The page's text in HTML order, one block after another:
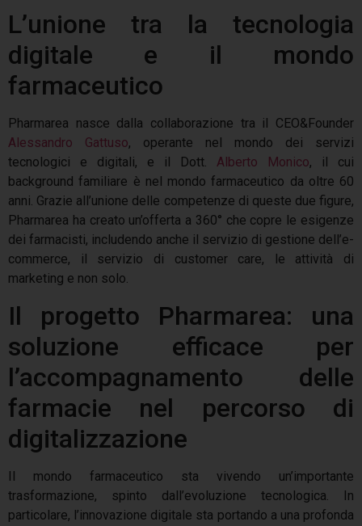
L’unione tra la tecnologia
digitale e il mondo
farmaceutico
Pharmarea nasce dalla collaborazione tra il CEO&Founder
Alessandro Gattuso, operante nel mondo dei servizi
tecnologici e digitali, e il Dott. Alberto Monico, il cui
background familiare è nel mondo farmaceutico da oltre 60
anni. Grazie all’unione delle competenze di queste due figure,
Pharmarea ha creato un’offerta a 360° che copre le esigenze
dei farmacisti, includendo anche il servizio di gestione dell’e-
commerce, il servizio di customer care, le attività di
marketing e non solo.
Il progetto Pharmarea: una
soluzione efficace per
l’accompagnamento delle
farmacie nel percorso di
digitalizzazione
Il mondo farmaceutico sta vivendo un’importante
trasformazione, spinto dall’evoluzione tecnologica. In
particolare, l’innovazione digitale sta portando a una profonda